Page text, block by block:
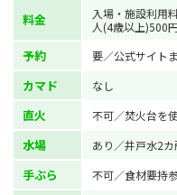
料金
入場・施設利用
人(4歳以上)500
予約 要／公式サイト
カマド なし
直火 不可／焚火台を
水場 あり／井戸水2カ
手ぶら 不可／食材要持